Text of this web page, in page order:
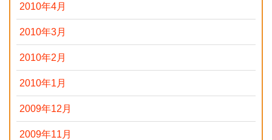
2010年4月
2010年3月
2010年2月
2010年1月
2009年12月
2009年11月